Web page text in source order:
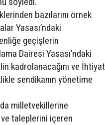
bazılarını örnek
Yasası’ndaki
geçişlerin
Dairesi Yasası’ndaki
kadrolanacağını ve İhtiyat
sendikanın yönetime
milletvekillerine
ve taleplerini içeren